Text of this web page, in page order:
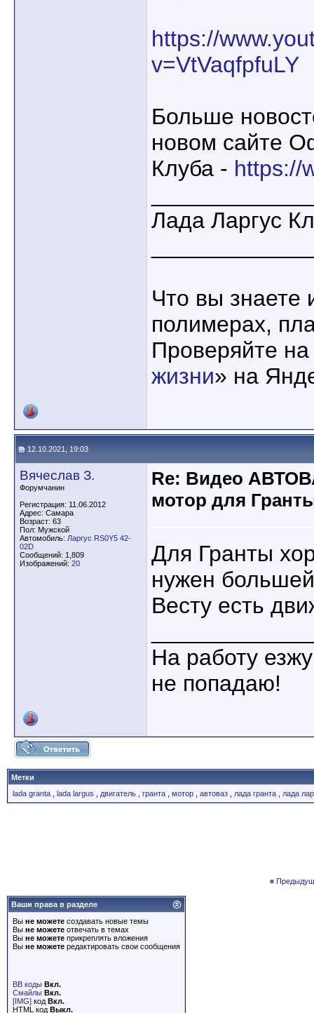
https://
v=VtVaqfpfuLY
Больше
новом сайте
Клуба - https://
Лада Ларгус
Что вы знаете
полимерах,
Проверяйте
жизни» на
12.10.2021, 19:03
Вячеслав З.
Форумчанин
Регистрация: 11.06.2012
Адрес: Самара
Возраст: 63
Пол: Мужской
Автомобиль: Ларгус RS0Y5 42-
02D
Сообщений: 1,809
Изображений: 20
Re: Видео
мотор для
Для Гранты
нужен
Весту есть
На работу
не попадаю!
Метки
lada granta
lada largus двигатель гранта мотор автоваз лада гранта лада
«
Ваши права в разделе
Вы не можете создавать новые темы
Вы не можете отвечать в темах
Вы не можете прикреплять вложения
Вы не можете редактировать свои сообщения
BB коды Вкл.
Смайлы Вкл.
[IMG] код Вкл.
HTML код Выкл.